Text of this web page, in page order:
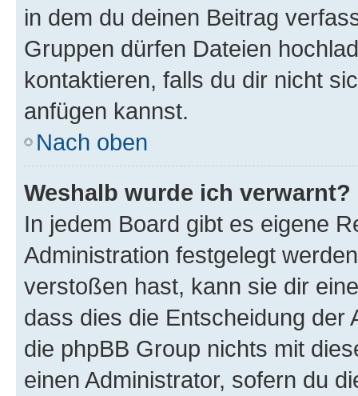
in dem du deinen Beitrag
Gruppen dürfen Dateien
kontaktieren, falls du dir nicht
anfügen kannst.
Nach oben
Weshalb wurde ich verwarnt?
In jedem Board gibt es eigene
Administration festgelegt
verstoßen hast, kann sie dir
dass dies die Entscheidung der
die phpBB Group nichts mit
einen Administrator, sofern du